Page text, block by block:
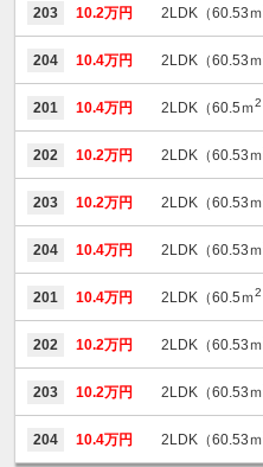
203 10.2万円 2LDK（60.53ｍ
204 10.4万円 2LDK（60.53ｍ
201 10.4万円 2LDK（60.5ｍ2
202 10.2万円 2LDK（60.53ｍ
203 10.2万円 2LDK（60.53ｍ
204 10.4万円 2LDK（60.53ｍ
201 10.4万円 2LDK（60.5ｍ2
202 10.2万円 2LDK（60.53ｍ
203 10.2万円 2LDK（60.53ｍ
204 10.4万円 2LDK（60.53ｍ